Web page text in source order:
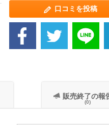
口コミを投稿
販売終了の報
(0)